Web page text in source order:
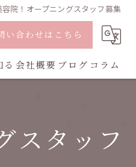
容院！オープニングスタッフ募集
い合わせはこちら
スト
会社概要 ブログ コラム
スタッフ